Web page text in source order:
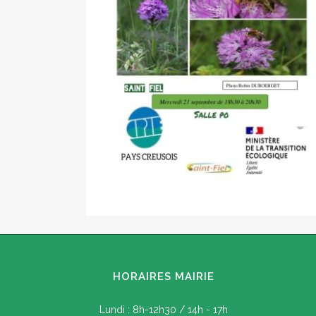
HORAIRES MAIRIE
Lundi : 8h-12h30 / 14h - 17h